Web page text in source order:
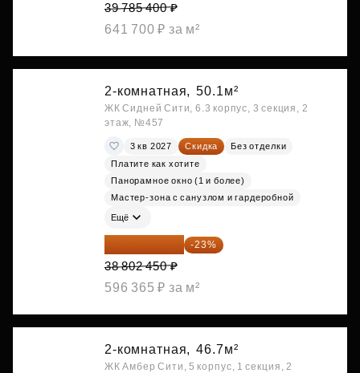
39 785 400 ₽
641 700 ₽ за м²
2-комнатная, 50.1м²
ЖК Сидней Сити, 6.3 корпус, 3 секция, 2
этаж, №457
3 кв 2027 Скидка
Без отделки
Платите как хотите
Панорамное окно (1 и более)
Мастер-зона с санузлом и гардеробной
Ещё
29 877 887 ₽ -23%
38 802 450 ₽
596 365 ₽ за м²
2-комнатная, 46.7м²
ЖК Амбер Сити, 5 корпус, 1 секция, 2